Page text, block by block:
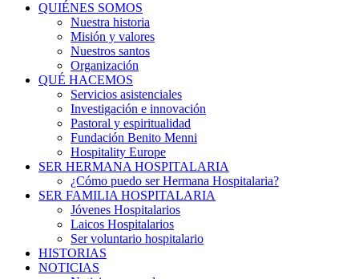
QUIÉNES SOMOS
Nuestra historia
Misión y valores
Nuestros santos
Organización
QUÉ HACEMOS
Servicios asistenciales
Investigación e innovación
Pastoral y espiritualidad
Fundación Benito Menni
Hospitality Europe
SER HERMANA HOSPITALARIA
¿Cómo puedo ser Hermana Hospitalaria?
SER FAMILIA HOSPITALARIA
Jóvenes Hospitalarios
Laicos Hospitalarios
Ser voluntario hospitalario
HISTORIAS
NOTICIAS